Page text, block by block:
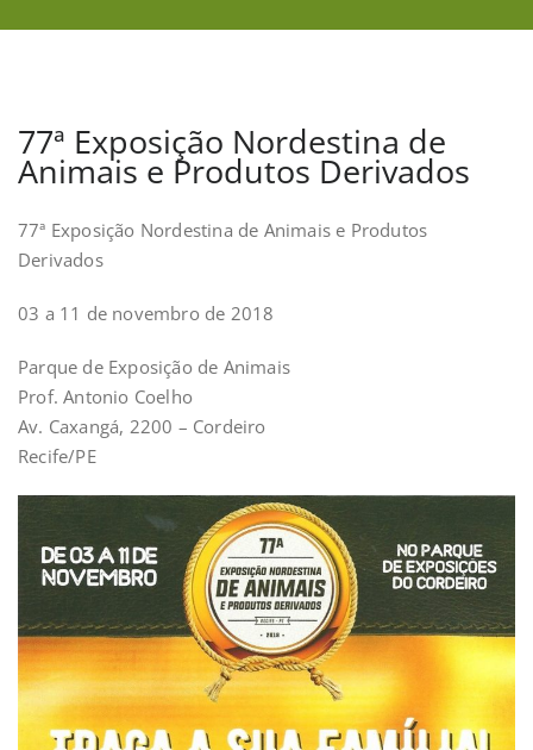
77ª Exposição Nordestina de
Animais e Produtos Derivados
77ª Exposição Nordestina de Animais e Produtos
Derivados
03 a 11 de novembro de 2018
Parque de Exposição de Animais
Prof. Antonio Coelho
Av. Caxangá, 2200 – Cordeiro
Recife/PE